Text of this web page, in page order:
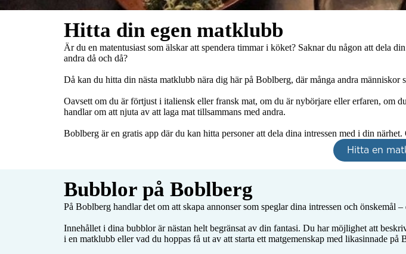
Hitta din egen matklubb
Är du en matentusiast som älskar att spendera timmar i köket? Saknar du någon att dela
andra då och då?
Då kan du hitta din nästa matklubb nära dig här på Boblberg, där många andra människor
Oavsett om du är förtjust i italiensk eller fransk mat, om du är nybörjare eller erfaren, om
handlar om att njuta av att laga mat tillsammans med andra.
Boblberg är en gratis app där du kan hitta personer att dela dina intressen med i din
Hitta en
Bubblor på Boblberg
På Boblberg handlar det om att skapa annonser som speglar dina intressen och önskemål
Innehållet i dina bubblor är nästan helt begränsat av din fantasi. Du har möjlighet att
i en matklubb eller vad du hoppas få ut av att starta ett matgemenskap med likasinnade på